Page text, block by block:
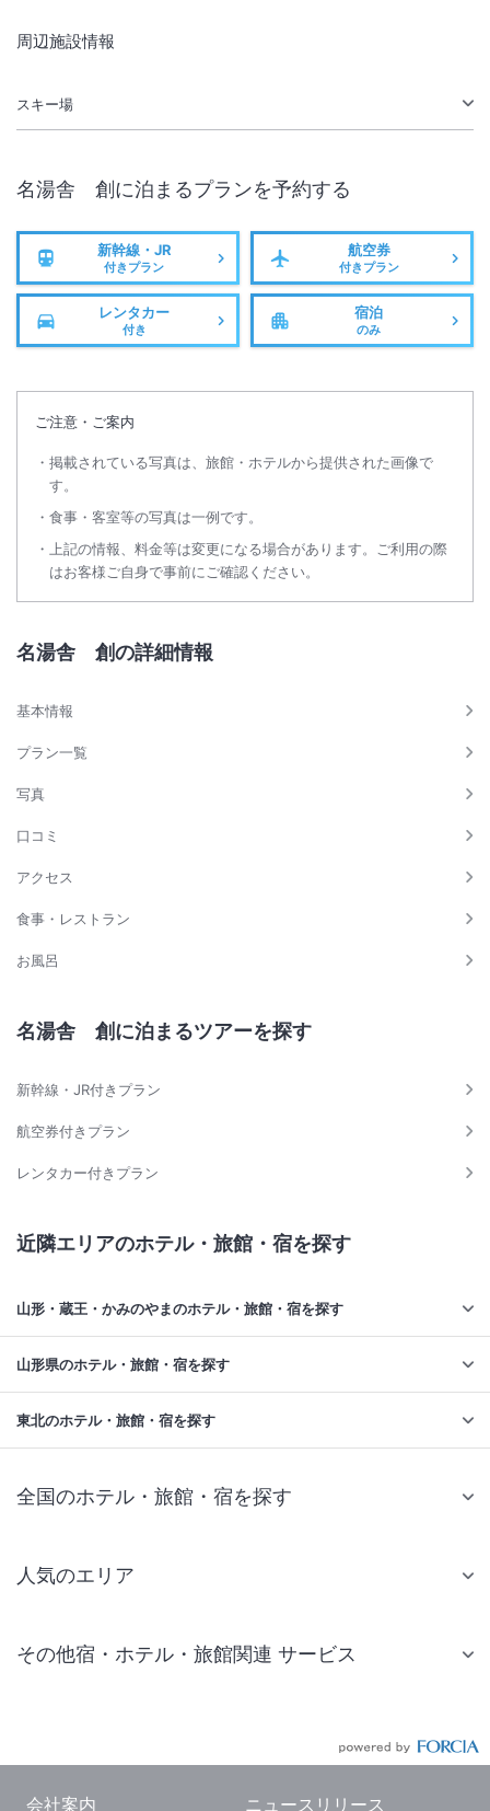
周辺施設情報
スキー場
名湯舎 創 に泊まるプランを予約する
新幹線・JR
付きプラン
航空券
付きプラン
レンタカー
付き
宿泊
のみ
ご注意・ご案内
掲載されている写真は、旅館・ホテルから提供された画像で
す。
食事・客室等の写真は一例です。
上記の情報、料金等は変更になる場合があります。ご利用の際
はお客様ご自身で事前にご確認ください。
名湯舎 創の詳細情報
基本情報
プラン一覧
写真
口コミ
アクセス
食事・レストラン
お風呂
名湯舎 創に泊まるツアーを探す
新幹線・JR付きプラン
航空券付きプラン
レンタカー付きプラン
近隣エリアのホテル・旅館・宿を探す
山形・蔵王・かみのやまのホテル・旅館・宿を探す
山形県のホテル・旅館・宿を探す
東北のホテル・旅館・宿を探す
全国のホテル・旅館・宿を探す
人気のエリア
仙台 ホテル
東京ドーム ホテル
その他宿・ホテル・旅館関連 サービス
会社案内 ニュースリリース